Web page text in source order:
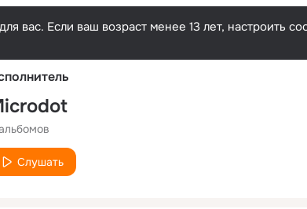
вас. Если ваш возраст менее 13 лет, настроить
Слушать